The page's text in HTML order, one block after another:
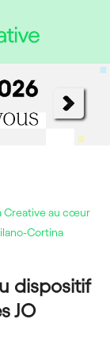
Creative au cœur
Cortina
dispositif
JO